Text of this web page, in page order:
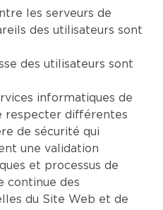
les serveurs de
des utilisateurs sont
des utilisateurs sont
informatiques de
respecter différentes
de sécurité qui
une validation
et processus de
continue des
du Site Web et de